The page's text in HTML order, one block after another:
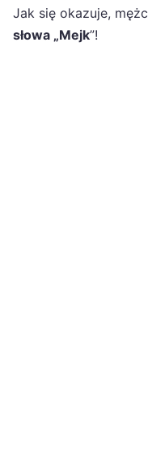
Jak się okazuje,
słowa „Mejk”!